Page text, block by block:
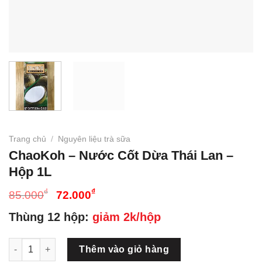
Trang chủ / Nguyên liệu trà sữa
ChaoKoh – Nước Cốt Dừa Thái Lan –
Hộp 1L
85.000₫
Giá
là:
85.000₫.
72.000₫Giá
tại
là:
72.000₫.
Thùng 12 hộp: giảm 2k/hộp
ChaoKoh - Nước Cốt Dừa Thái Lan - Hộp 1L số lượng
Thêm vào giỏ hàng